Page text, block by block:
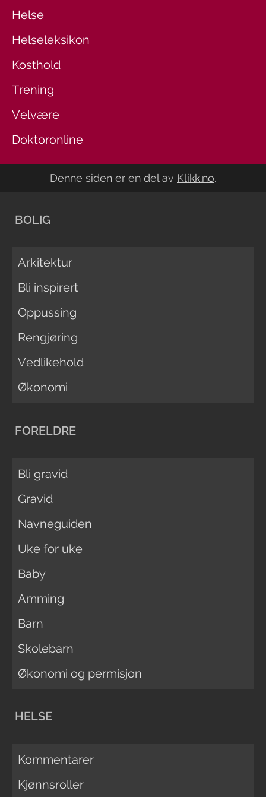
Helse
Helseleksikon
Kosthold
Trening
Velvære
Doktoronline
Denne siden er en del av Klikk.no.
BOLIG
Arkitektur
Bli inspirert
Oppussing
Rengjøring
Vedlikehold
Økonomi
FORELDRE
Bli gravid
Gravid
Navneguiden
Uke for uke
Baby
Amming
Barn
Skolebarn
Økonomi og permisjon
HELSE
Kommentarer
Kjønnsroller